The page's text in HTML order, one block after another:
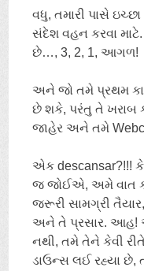
વધુ, તમારી પાસે
સંદેશ વહન કરવા
છે…, 3, 2, 1, આગળ!
અને જો તમે પ્રથમ
છે શકે, પરંતુ તે ખરાબ
જાહેર અને તમે
એક descansar?!!! કે
જ જોઈએ, અમે વાત
જરૂરી સામગ્રી
અને તે પ્રસાર. આહ!
નથી, તમે તેને કેવી
ડાઉન્સ લઈ રહ્યા છે,